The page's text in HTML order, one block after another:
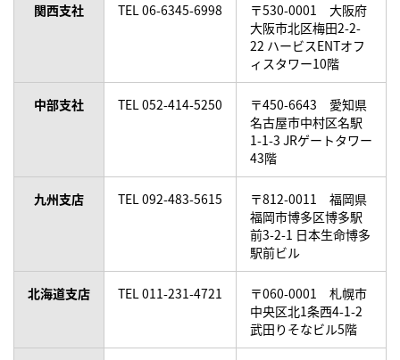
関西支社 TEL 06-6345-6998
〒530-0001 大阪府
大阪市北区梅田2-2-
22 ハービスENTオフ
ィスタワー10階
中部支社 TEL 052-414-5250
〒450-6643 愛知県
名古屋市中村区名駅
1-1-3 JRゲートタワー
43階
九州支店 TEL 092-483-5615
〒812-0011 福岡県
福岡市博多区博多駅
前3-2-1 日本生命博多
駅前ビル
北海道支店 TEL 011-231-4721
〒060-0001 札幌市
中央区北1条西4-1-2
武田りそなビル5階